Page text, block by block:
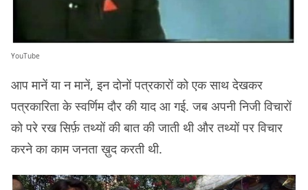
YouTube
आप मानें या न मानें, इन दोनों पत्रकारों को एक साथ देखकर
पत्रकारिता के स्वर्णिम दौर की याद आ गई. जब अपनी निजी विचारों
को परे रख सिर्फ़ तथ्यों की बात की जाती थी और तथ्यों पर विचार
करने का काम जनता ख़ुद करती थी.